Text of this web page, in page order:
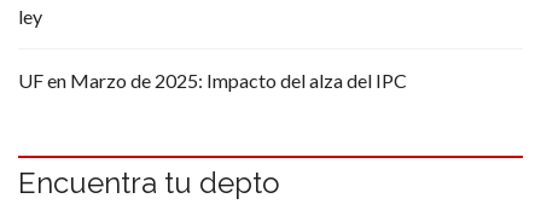
ley
UF en Marzo de 2025: Impacto del alza del IPC
Encuentra tu depto